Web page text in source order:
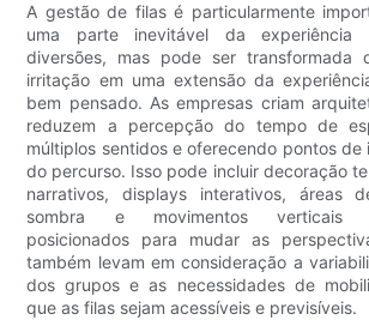
A gestão de filas é particularmente
uma parte inevitável da experiência
diversões, mas pode ser transformada
irritação em uma extensão da
bem pensado. As empresas criam
reduzem a percepção do tempo de
múltiplos sentidos e oferecendo pontos de
do percurso. Isso pode incluir decoração
narrativos, displays interativos, áreas
sombra e movimentos verticais
posicionados para mudar as
também levam em consideração a
dos grupos e as necessidades de
que as filas sejam acessíveis e previsíveis.